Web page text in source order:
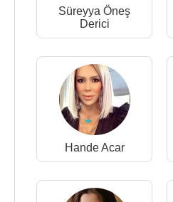
Süreyya Öneş
Derici
Hande Acar